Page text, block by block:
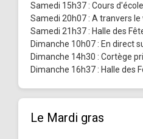
Samedi 15h37 : Cours d'école
Samedi 20h07 : A tranvers
Samedi 21h37 : Halle des
Dimanche 10h07 : En direct
Dimanche 14h30 : Cortège
Dimanche 16h37 : Halle des
Le Mardi gras